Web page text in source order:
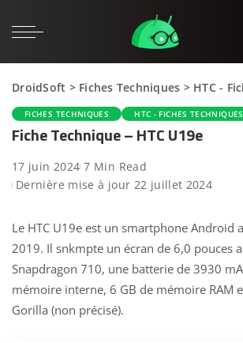
DroidSoft > Fiches Techniques > HTC -
FICHES TECHNIQUES HTC - FICHES TECHNIQUES
Fiche Technique – HTC U19e
17 juin 2024 7 Min Read
Dernière mise à jour 22 juillet 2024
Le HTC U19e est un smartphone Android
2019. Il snkmpte un écran de 6,0 pouces
Snapdragon 710, une batterie de 3930
mémoire interne, 6 GB de mémoire RAM
Gorilla (non précisé).